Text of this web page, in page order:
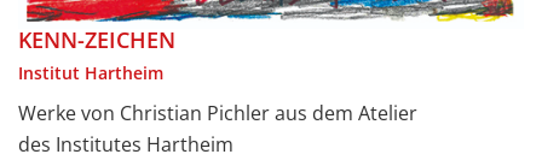
KENN-ZEICHEN
Institut Hartheim
Werke von Christian Pichler aus dem Atelier
des Institutes Hartheim